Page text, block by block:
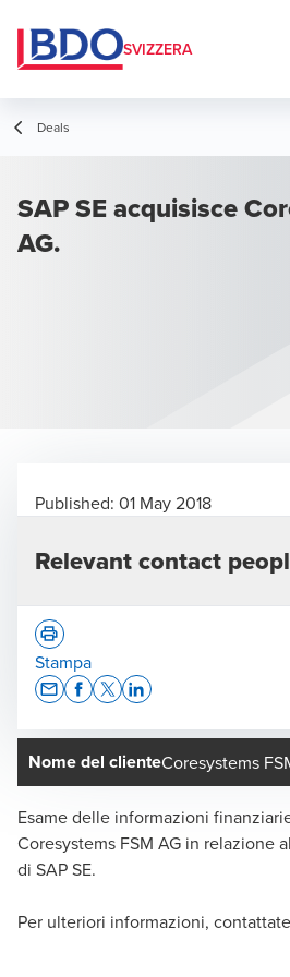
SVIZZERA
Deals
SAP SE acquisisce
AG.
Nome del clienteCoresystems
Esame delle informazioni
Coresystems FSM AG in relazione
di SAP SE.
Per ulteriori informazioni,
Published: 01 May 2018
Relevant contact
Benjamin Haldimann
Responsabile Transaction
Partner
Stampa